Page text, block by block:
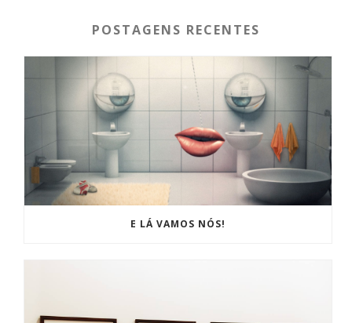
POSTAGENS RECENTES
E LÁ VAMOS NÓS!